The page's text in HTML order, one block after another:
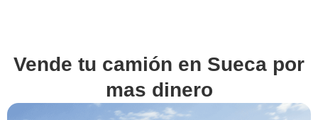
Vende tu camión en Sueca por
mas dinero